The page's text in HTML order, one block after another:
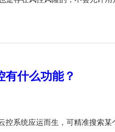
什么功能？
系统应运而生，可精准搜索某